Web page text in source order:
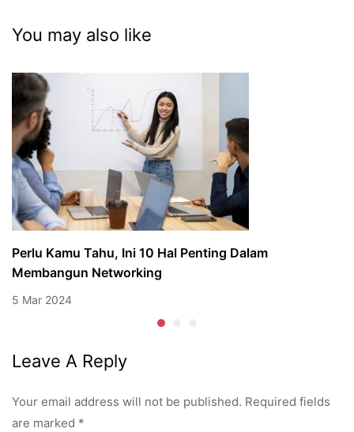
You may also like
Perlu Kamu Tahu, Ini 10 Hal Penting Dalam
Membangun Networking
5 Mar 2024
Leave A Reply
Your email address will not be published. Required fields
are marked *